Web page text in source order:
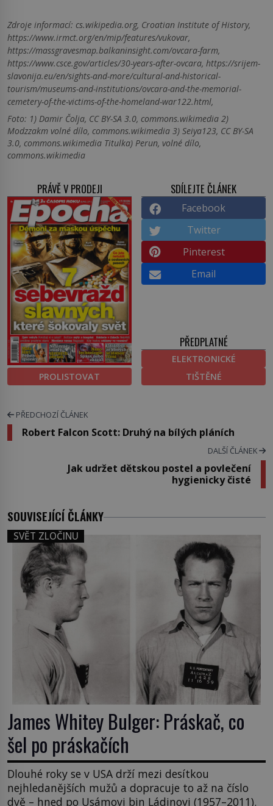
Zdroje informací: cs.wikipedia.org, Croatian Institute of History,
https://www.irmct.org/en/mip/features/vukovar,
https://massgravesmap.balkaninsight.com/ovcara-farm,
https://www.csce.gov/articles/30-years-after-ovcara, https://srijem-
slavonija.eu/en/sights-and-more/cultural-and-historical-
tourism/museums-and-institutions/ovcara-and-the-memorial-
cemetery-of-the-victims-of-the-homeland-war122.html,
Foto: 1) Damir Čolja, CC BY-SA 3.0, commons.wikimedia 2)
Modzzakm volné dílo, commons.wikimedia 3) Seiya123, CC BY-SA
3.0, commons.wikimedia Titulka) Perun, volné dílo,
commons.wikimedia
PRÁVĚ V PRODEJI
PROLISTOVAT
SDÍLEJTE ČLÁNEK
Facebook
Twitter
Pinterest
Email
PŘEDPLATNÉ
ELEKTRONICKÉ
TIŠTĚNÉ
PŘEDCHOZÍ ČLÁNEK
Robert Falcon Scott: Druhý na bílých pláních
DALŠÍ ČLÁNEK
Jak udržet dětskou postel a povlečení
hygienicky čisté
SOUVISEJÍCÍ ČLÁNKY
SVĚT ZLOČINU
James Whitey Bulger: Práskač, co
šel po práskačích
Dlouhé roky se v USA drží mezi desítkou
nejhledanějších mužů a dopracuje to až na číslo
dvě – hned po Usámovi bin Ládinovi (1957–2011).